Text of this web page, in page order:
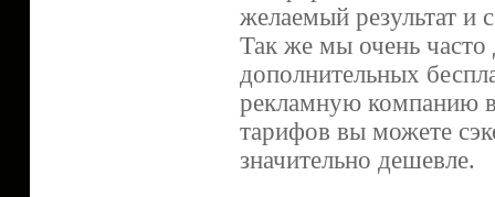
желаемый результат и
Так же мы очень
дополнительных
рекламную компанию
тарифов вы можете
значительно дешевле.